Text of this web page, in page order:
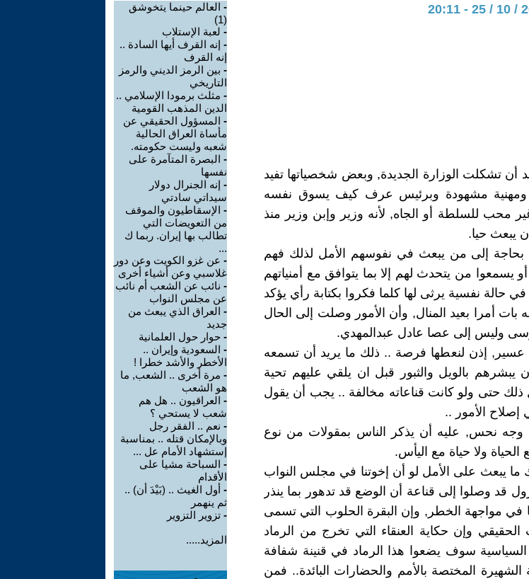
أن تشكلت الوزارة الجديدة, وبعض شخصياتها تفيد
ومهنية مشهودة وبرئيس عرف كيف يسوق نفسه
محب للسلطة أو الجاه, لأنه وزير وإبن وزير منذ
يبعث حيا.
بحاجة إلى من يبعث في نفوسهم الأمل لذلك فهم
يسمعوا من يتحدث لهم إلا بما يتوافق مع أمنياتهم
حالة نفسية يرثى لها كلما فكروا بكتابة رأي يؤكد
أمرا بعيد المنال, وأن الأمور وصلت إلى الحال
وليس إلى عصا عادل عبدالمهدي.
إذن لنعطها فرصة .. ذلك ما يريد أن تسمعه
يبشرهم بالويل والثبور قبل ان يلقي عليهم تحية
ذلك حتى ولو كانت قناعاته مخالفة .. يجب أن يقول
الأمور ..
وجه نحس, عليه أن يذكر الناس بمقولات من نوع
الحياة ولا حياة مع اليأس.
يبعث على الأمل لو أن إخوتنا في مجلس النواب
قد وصلوا إلى قناعة أن الوضع قد تدهور بما ينذر
في مواجهة الخطر, وإن البقرة الحلوب التي تسمى
وإن حكاية العنقاء التي تخرج من الرماد
سوف يضعوا هذا الرماد في قنينة شفافة
الشهيرة المختصة بالأمم والحضارات البائدة.. فمن
- العالم حينما يتخوشق
(1)
- لعبة الإستلاب
- إنه القرف أيها السادة ..
إنه القرف
- بين الرمز الديني والرمز
التاريخي
- مثلث برمودا الإسلامي ..
الدين المذهب القومية
- المسؤول الحقيقي عن
مأساة العراق الحالية
شعبه وليست حكومته.
- البصرة المتآمرة على
نفسها
- إنه الجنرال دولار
سيداتي سادتي
- الإسقاطيون والموقف
من التعويضات التي
تطالب بها إيران. ربما ك
...
- عن غزو الكويت وعن دور
غلاسبي وعن أشياء أخرى
- نائب عن الشعب أم نائب
عن مجلس النواب
- العراق الذي يبعث من
جديد
- حوار حول العلمانية
- السعودية وإيران ..
الأخطر والأشد خطرا !
- مرة أخرى .. الشعب, ما
هو الشعب
- العراقيون .. هل هم
شعب لا يستحي ؟
- نعم .. الفقر رجل
وبالإمكان قتله .. بمناسبة
إستشهاد الأمام عل ...
- السباحة مشيا على
الأقدام
- أول الغيث .. (بَيْدَ أن) ..
ثم ينهمر
- تزوير التزوير
المزيد.....